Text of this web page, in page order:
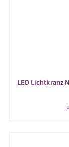
LED Lichtkranz